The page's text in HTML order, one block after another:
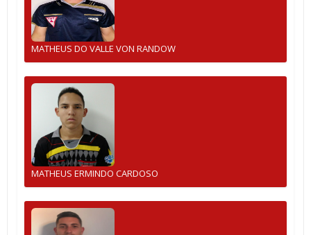
MATHEUS DO VALLE VON RANDOW
MATHEUS ERMINDO CARDOSO